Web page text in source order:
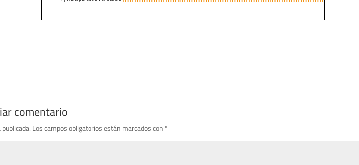
comentario
Los campos obligatorios están marcados con *